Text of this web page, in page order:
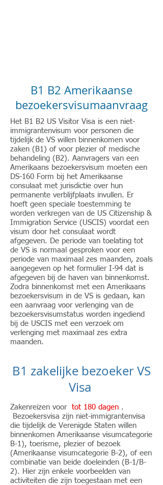
B1 B2 Amerikaanse
bezoekersvisumaanvraag
Het B1 B2 US Visitor Visa is een niet-
immigrantenvisum voor personen die
tijdelijk de VS willen binnenkomen voor
zaken (B1) of voor plezier of medische
behandeling (B2). Aanvragers van een
Amerikaans bezoekersvisum moeten een
DS-160 Form bij het Amerikaanse
consulaat met jurisdictie over hun
permanente verblijfplaats invullen. Er
hoeft geen speciale toestemming te
worden verkregen van de US Citizenship &
Immigration Service (USCIS) voordat een
visum door het consulaat wordt
afgegeven. De periode van toelating tot
de VS is normaal gesproken voor een
periode van maximaal zes maanden, zoals
aangegeven op het formulier I-94 dat is
afgegeven bij de haven van binnenkomst.
Zodra binnenkomst met een Amerikaans
bezoekersvisum in de VS is gedaan, kan
een aanvraag voor verlenging van de
bezoekersvisumstatus worden ingediend
bij de USCIS met een verzoek om
verlenging met maximaal zes extra
maanden.
B1 zakelijke bezoeker VS
Visa
Zakenreizen voor tot 180 dagen .​
Bezoekersvisa zijn niet-immigrantenvisa
die tijdelijk de Verenigde Staten willen
binnenkomen Amerikaanse visumcategorie
B-1), toerisme, plezier of bezoek
(Amerikaanse visumcategorie B-2), of een
combinatie van beide doeleinden (B-1/B-
2). Hier zijn enkele voorbeelden van
activiteiten die zijn toegestaan met een